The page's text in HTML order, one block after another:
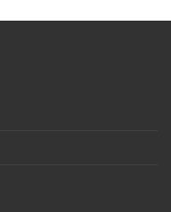
€99.90.€49.95.